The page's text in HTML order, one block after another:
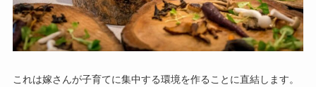
これは嫁さんが子育てに集中する環境を作ることに直結します。